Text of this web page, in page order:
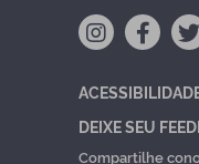
DEIXE SEU
Compartilhe